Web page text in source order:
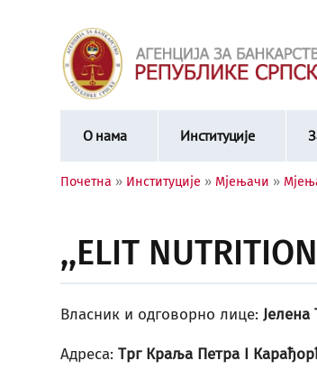
О нама Институције
Почетна » Институције » Мјењачи »
,,ELIT
Власник и одговорно лице:
Адреса:Трг Краља Петра I